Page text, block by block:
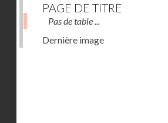
PAGE DE TITRE
Pas de table ...
Dernière image